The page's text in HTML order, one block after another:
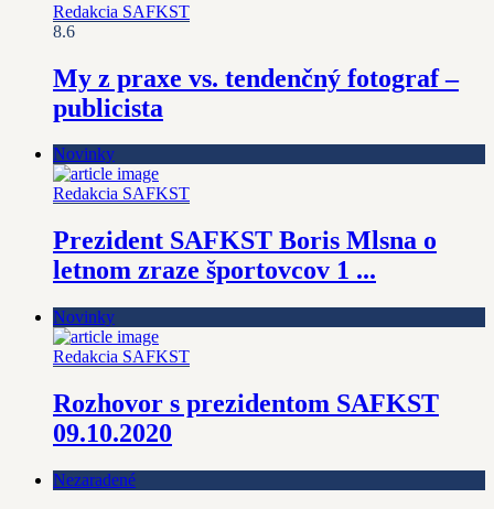
Redakcia SAFKST
8.6
My z praxe vs. tendenčný fotograf –
publicista
Novinky
Redakcia SAFKST
Prezident SAFKST Boris Mlsna o
letnom zraze športovcov 1 ...
Novinky
Redakcia SAFKST
Rozhovor s prezidentom SAFKST
09.10.2020
Nezaradené